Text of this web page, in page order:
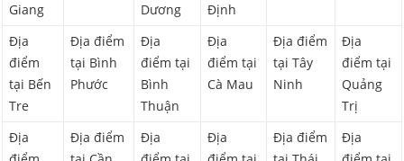
Giang
Dương
Định
Địa
điểm
tại Bến
Tre
Địa điểm
tại Bình
Phước
Địa
điểm tại
Bình
Thuận
Địa
điểm tại
Cà Mau
Địa điểm
tại Tây
Ninh
Địa
điểm tại
Quảng
Trị
Địa
Địa điểm
Địa
Địa
Địa điểm
Địa